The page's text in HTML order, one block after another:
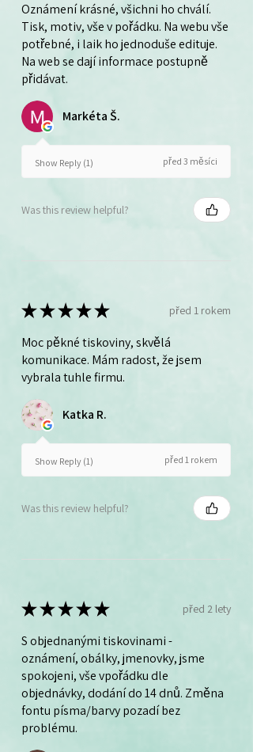
Oznámení krásné, všichni ho chválí.
Tisk, motiv, vše v pořádku. Na webu vše
potřebné, i laik ho jednoduše edituje.
Na web se dají informace postupně
přidávat.
Markéta Š.
Show Reply (1) před 3 měsíci
Was this review helpful?
★★★★★ před 1 rokem
Moc pěkné tiskoviny, skvělá
komunikace. Mám radost, že jsem
vybrala tuhle firmu.
Katka R.
Show Reply (1) před 1 rokem
Was this review helpful?
★★★★★ před 2 lety
S objednanými tiskovinami -
oznámení, obálky, jmenovky, jsme
spokojeni, vše vpořádku dle
objednávky, dodání do 14 dnů. Změna
fontu písma/barvy pozadí bez
problému.